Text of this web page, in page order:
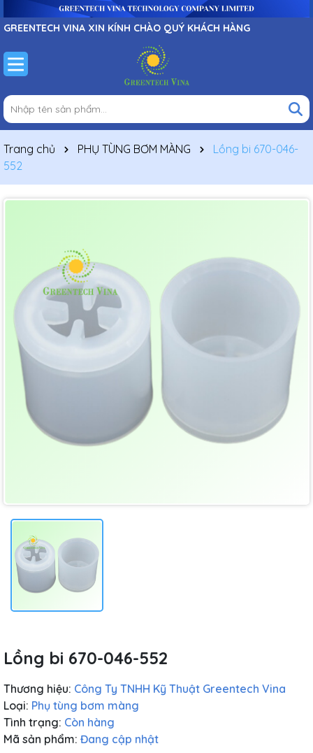
GREENTECH VINA XIN KÍNH CHÀO QUÝ KHÁCH HÀNG
Trang chủ PHỤ TÙNG BƠM MÀNG
Lồng bi 670-046-
552
Lồng bi 670-046-552
Thương hiệu: Công Ty TNHH Kỹ Thuật Greentech Vina
Loại: Phụ tùng bơm màng
Tình trạng: Còn hàng
Mã sản phẩm: Đang cập nhật